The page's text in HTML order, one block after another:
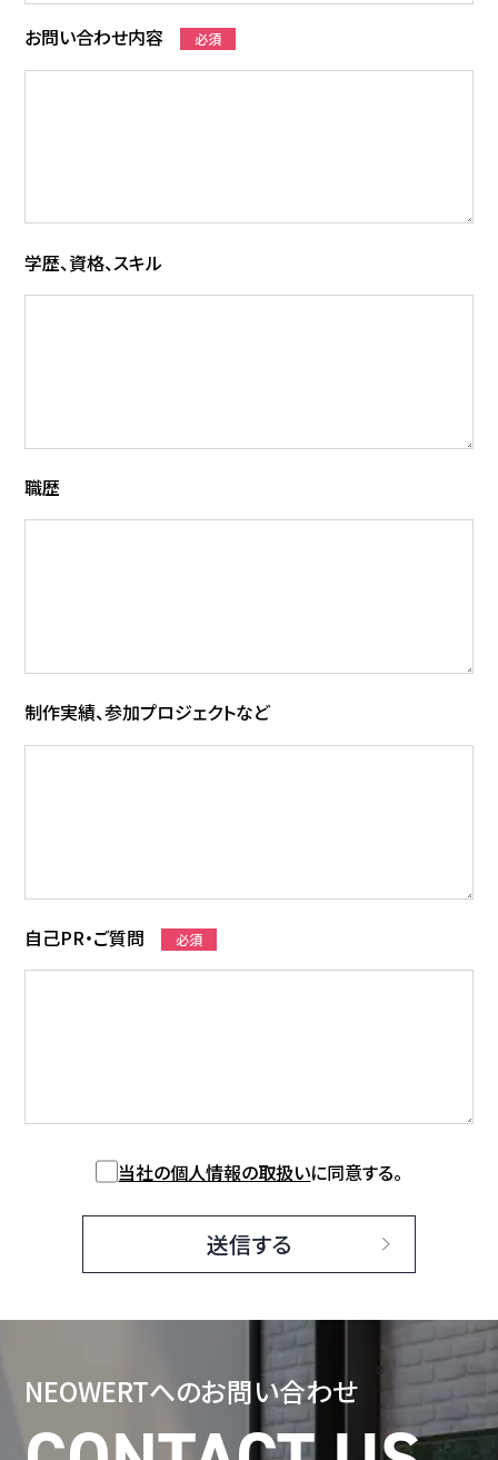
お問い合わせ内容 必須
学歴、資格、スキル
職歴
制作実績、参加プロジェクトなど
自己PR・ご質問 必須
当社の個人情報の取扱いに同意する。
NEOWERTへのお問い合わせ